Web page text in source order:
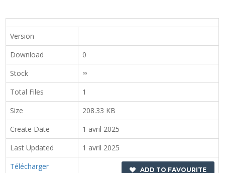
Version
Download
0
Stock
∞
Total Files
1
Size
208.33 KB
Create Date
1 avril 2025
Last Updated
1 avril 2025
Télécharger
ADD TO FAVOURITE